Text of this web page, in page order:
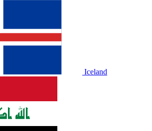
Iceland